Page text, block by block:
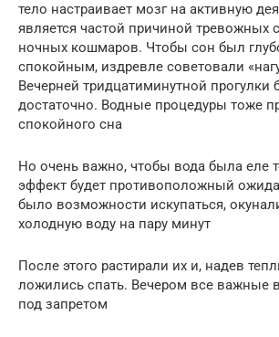
тело настраивает мозг на активную
является частой причиной тревожных
ночных кошмаров. Чтобы сон был
спокойным, издревле советовали
Вечерней тридцатиминутной прогулки
достаточно. Водные процедуры тоже
спокойного сна
Но очень важно, чтобы вода была еле
эффект будет противоположный
было возможности искупаться,
холодную воду на пару минут
После этого растирали их и, надев
ложились спать. Вечером все важные
под запретом